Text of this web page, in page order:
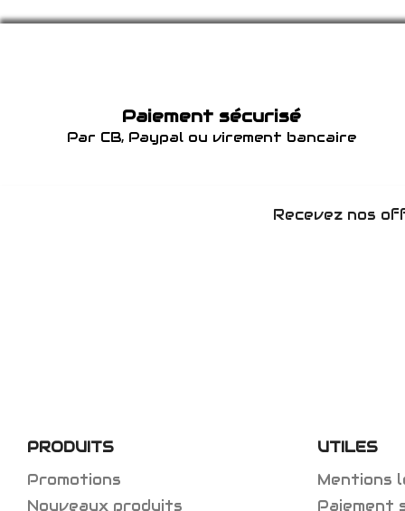
Paiement sécurisé
Par CB, Paypal ou virement bancaire
Recevez nos
PRODUITS
Promotions
Nouveaux produits
UTILES
Mentions
Paiement